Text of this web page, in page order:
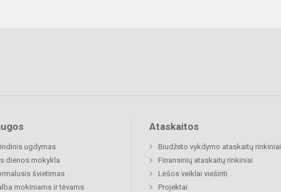
ugdymas
dienos mokykla
švietimas
mokiniams ir tėvams
Ataskaitos
Biudžeto vykdymo ataskaitų rinkiniai
Finansinių ataskaitų rinkiniai
Lėšos veiklai viešinti
Projektai